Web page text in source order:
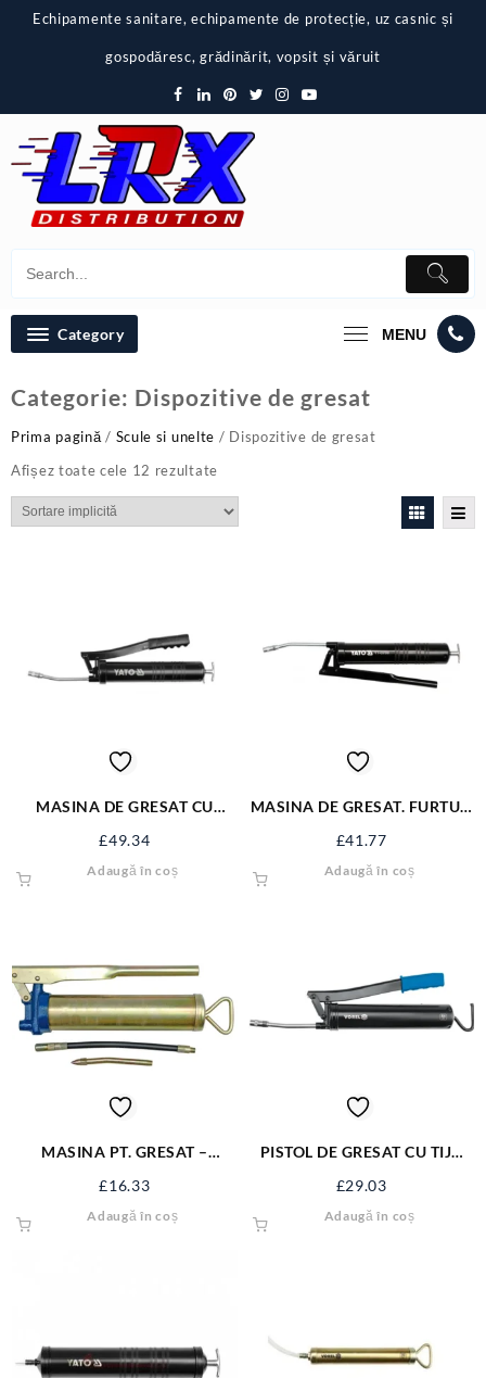
Echipamente sanitare, echipamente de protecție, uz casnic și
gospodăresc, grădinărit, vopsit și văruit
Category MENU
Categorie: Dispozitive de gresat
Prima pagină/ Scule si unelte / Dispozitive de gresat
Afișez toate cele 12 rezultate
MASINA DE GRESAT CU
£49.34
Adaugă în coș
MASINA DE GRESAT. FURTUN
£41.77
Adaugă în coș
MASINA PT. GRESAT –
£16.33
Adaugă în coș
PISTOL DE GRESAT CU TIJA
£29.03
Adaugă în coș